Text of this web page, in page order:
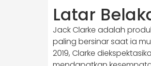
Latar
Jack Clarke adalah
paling bersinar saat ia
2019, Clarke